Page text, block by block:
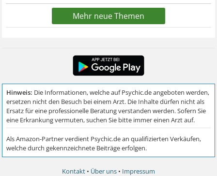
Mehr neue Themen
Kontakt • Über uns • Impressum